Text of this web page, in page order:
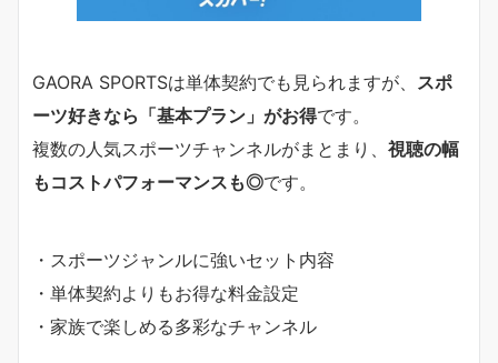
GAORA SPORTSは単体契約でも見られますが、 スポ
ーツ好きなら「基本プラン」がお得です。
複数の人気スポーツチャンネルがまとまり、 視聴の幅
もコストパフォーマンスも◎です。
・スポーツジャンルに強いセット内容
・単体契約よりもお得な料金設定
・家族で楽しめる多彩なチャンネル